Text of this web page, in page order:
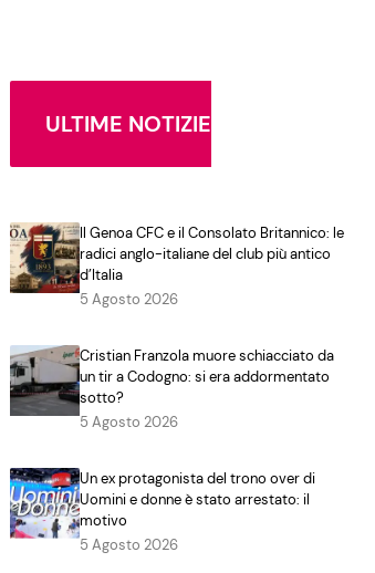
ULTIME NOTIZIE
Il Genoa CFC e il Consolato Britannico: le
radici anglo-italiane del club più antico
d’Italia
5 Agosto 2026
Cristian Franzola muore schiacciato da
un tir a Codogno: si era addormentato
sotto?
5 Agosto 2026
Un ex protagonista del trono over di
Uomini e donne è stato arrestato: il
motivo
5 Agosto 2026